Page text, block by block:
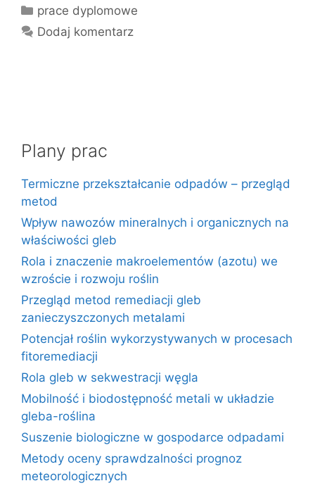
Kategorie
prace dyplomowe
Dodaj komentarz
Plany prac
Termiczne przekształcanie odpadów – przegląd
metod
Wpływ nawozów mineralnych i organicznych na
właściwości gleb
Rola i znaczenie makroelementów (azotu) we
wzroście i rozwoju roślin
Przegląd metod remediacji gleb
zanieczyszczonych metalami
Potencjał roślin wykorzystywanych w procesach
fitoremediacji
Rola gleb w sekwestracji węgla
Mobilność i biodostępność metali w układzie
gleba-roślina
Suszenie biologiczne w gospodarce odpadami
Metody oceny sprawdzalności prognoz
meteorologicznych